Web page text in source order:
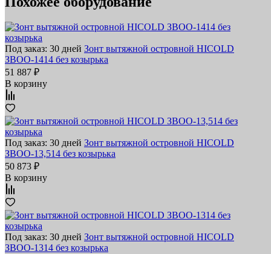
Под заказ: 30 дней Зонт вытяжной островной HICOLD
ЗВОО-1414 без козырька
51 887 ₽
В корзину
Под заказ: 30 дней Зонт вытяжной островной HICOLD
ЗВОО-13,514 без козырька
50 873 ₽
В корзину
Под заказ: 30 дней Зонт вытяжной островной HICOLD
ЗВОО-1314 без козырька